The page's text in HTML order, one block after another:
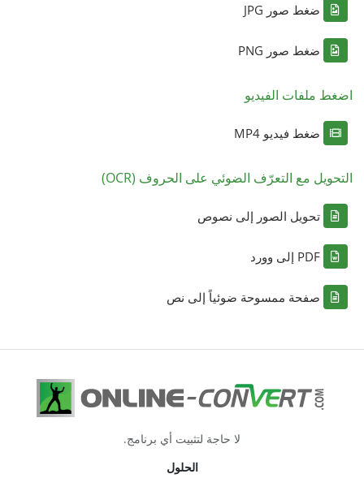
ضغط صور JPG
ضغط صور PNG
اضغط ملفات الفيديو
ضغط فيديو MP4
التحويل مع التعرّف الضوئي على الحروف (OCR)
تحويل الصور إلى نصوص
PDF إلى وورد
صفحة ممسوحة ضوئياً إلى نص
لا حاجة لتثبيت أي برنامج.
الحلول